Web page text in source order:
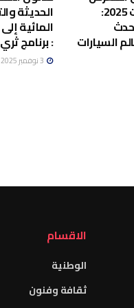
الدولي للسيارات 2025:
السيارات
الحديثة
: برنامج
الاقسام
الوطنية
ثقافة وفنون